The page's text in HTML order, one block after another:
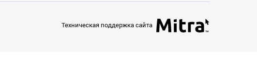
Техническая поддержка сайта